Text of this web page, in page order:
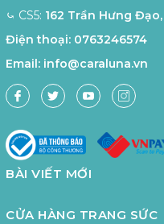
⤿ CS5: 162 Trần Hưng
Điện thoại: 0763246574
Email: info@caraluna.vn
BÀI VIẾT MỚI
CỬA HÀNG TRANG SỨC